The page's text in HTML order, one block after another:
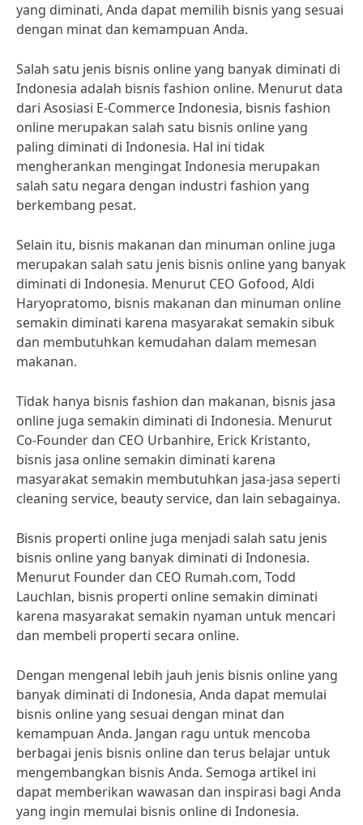
yang diminati, Anda dapat memilih bisnis yang sesuai
dengan minat dan kemampuan Anda.
Salah satu jenis bisnis online yang banyak diminati di
Indonesia adalah bisnis fashion online. Menurut data
dari Asosiasi E-Commerce Indonesia, bisnis fashion
online merupakan salah satu bisnis online yang
paling diminati di Indonesia. Hal ini tidak
mengherankan mengingat Indonesia merupakan
salah satu negara dengan industri fashion yang
berkembang pesat.
Selain itu, bisnis makanan dan minuman online juga
merupakan salah satu jenis bisnis online yang banyak
diminati di Indonesia. Menurut CEO Gofood, Aldi
Haryopratomo, bisnis makanan dan minuman online
semakin diminati karena masyarakat semakin sibuk
dan membutuhkan kemudahan dalam memesan
makanan.
Tidak hanya bisnis fashion dan makanan, bisnis jasa
online juga semakin diminati di Indonesia. Menurut
Co-Founder dan CEO Urbanhire, Erick Kristanto,
bisnis jasa online semakin diminati karena
masyarakat semakin membutuhkan jasa-jasa seperti
cleaning service, beauty service, dan lain sebagainya.
Bisnis properti online juga menjadi salah satu jenis
bisnis online yang banyak diminati di Indonesia.
Menurut Founder dan CEO Rumah.com, Todd
Lauchlan, bisnis properti online semakin diminati
karena masyarakat semakin nyaman untuk mencari
dan membeli properti secara online.
Dengan mengenal lebih jauh jenis bisnis online yang
banyak diminati di Indonesia, Anda dapat memulai
bisnis online yang sesuai dengan minat dan
kemampuan Anda. Jangan ragu untuk mencoba
berbagai jenis bisnis online dan terus belajar untuk
mengembangkan bisnis Anda. Semoga artikel ini
dapat memberikan wawasan dan inspirasi bagi Anda
yang ingin memulai bisnis online di Indonesia.